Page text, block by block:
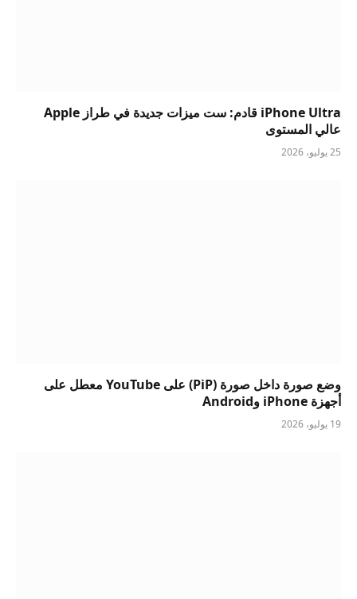
iPhone Ultra قادم: ست ميزات جديدة في طراز Apple
عالي المستوى
25 يوليو، 2026
وضع صورة داخل صورة (PiP) على YouTube معطل على
أجهزة iPhone وAndroid
19 يوليو، 2026